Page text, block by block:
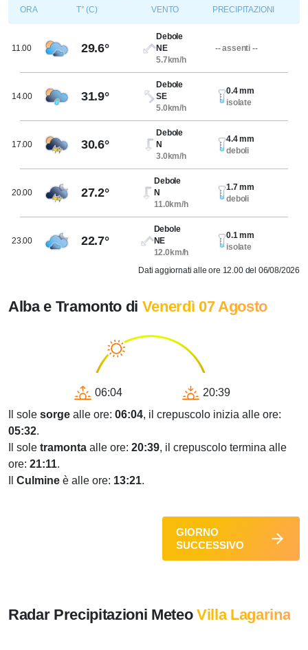
ORA T° (C) VENTO PRECIPITAZIONI
11.00 29.6°
Debole
NE
5.7km/h
-- assenti --
14.00 31.9°
Debole
SE
5.0km/h
0.4 mm
isolate
17.00 30.6°
Debole
N
3.0km/h
4.4 mm
deboli
20.00 27.2°
Debole
N
11.0km/h
1.7 mm
deboli
23.00 22.7°
Debole
NE
12.0km/h
0.1 mm
isolate
Dati aggiornati alle ore 12.00 del 06/08/2026
Alba e Tramonto di Venerdì 07 Agosto
06:04
20:39
Il sole sorge alle ore: 06:04, il crepuscolo inizia alle ore:
05:32.
Il sole tramonta alle ore: 20:39, il crepuscolo termina alle
ore: 21:11.
Culmine è alle ore: 13:21.
GIORNO
SUCCESSIVO
Radar Precipitazioni MeteoVilla Lagarina